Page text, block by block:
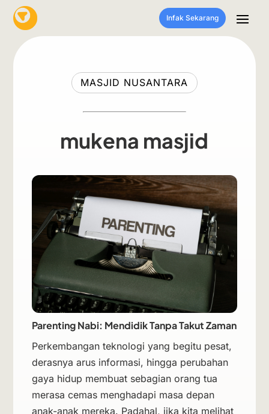
Infak Sekarang
MASJID NUSANTARA
mukena masjid
Parenting Nabi: Mendidik Tanpa Takut Zaman
Perkembangan teknologi yang begitu pesat,
derasnya arus informasi, hingga perubahan
gaya hidup membuat sebagian orang tua
merasa cemas menghadapi masa depan
anak-anak mereka. Padahal, jika kita melihat